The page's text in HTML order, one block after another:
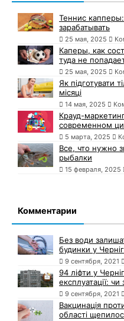
Теннис
зарабатывать
25 мая, 2025
Каперы, как
туда не
25 мая, 2025
Як підготувати
місяці
14 мая, 2025
Крауд-
современном
5 марта, 2025
Все, что нужно
рыбалки
15 февраля, 2025
Комментарии
Без води
будинки у
9 сентября, 2021
94 ліфти у
експлуатації: чи
9 сентября, 2021
Вакцинація
області